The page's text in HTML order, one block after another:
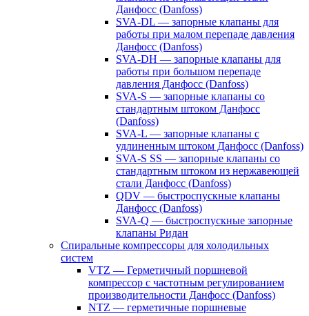
Данфосс (Danfoss)
SVA-DL — запорные клапаны для
работы при малом перепаде давления
Данфосс (Danfoss)
SVA-DH — запорные клапаны для
работы при большом перепаде
давления Данфосс (Danfoss)
SVA-S — запорные клапаны со
стандартным штоком Данфосс
(Danfoss)
SVA-L — запорные клапаны с
удлиненным штоком Данфосс (Danfoss)
SVA-S SS — запорные клапаны со
стандартным штоком из нержавеющей
стали Данфосс (Danfoss)
QDV — быстроспускные клапаны
Данфосс (Danfoss)
SVA-Q — быстроспускные запорные
клапаны Ридан
Спиральные компрессоры для холодильных
систем
VTZ — Герметичный поршневой
компрессор с частотным регулированием
производительности Данфосс (Danfoss)
NTZ — герметичные поршневые